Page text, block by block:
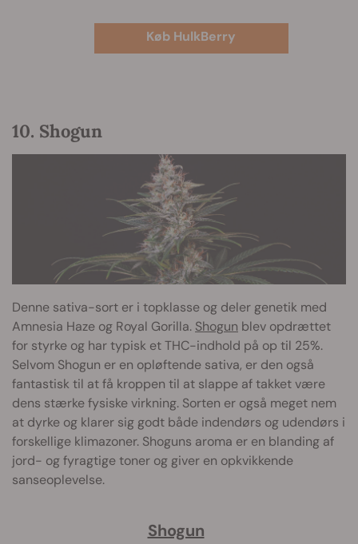
Køb HulkBerry
10. Shogun
Denne sativa-sort er i topklasse og deler genetik med
Amnesia Haze og Royal Gorilla. Shogun blev opdrættet
for styrke og har typisk et THC-indhold på op til 25%.
Selvom Shogun er en opløftende sativa, er den også
fantastisk til at få kroppen til at slappe af takket være
dens stærke fysiske virkning. Sorten er også meget nem
at dyrke og klarer sig godt både indendørs og udendørs i
forskellige klimazoner. Shoguns aroma er en blanding af
jord- og fyragtige toner og giver en opkvikkende
sanseoplevelse.
Shogun